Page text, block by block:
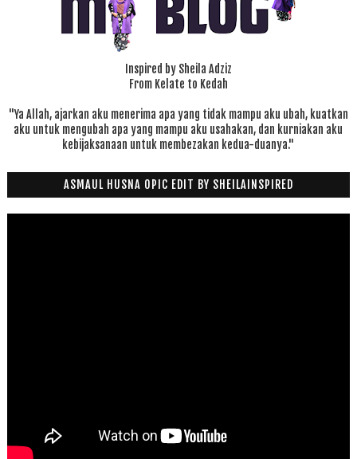
Inspired by Sheila Adziz
From Kelate to Kedah
"Ya Allah, ajarkan aku menerima apa yang tidak mampu aku ubah, kuatkan
aku untuk mengubah apa yang mampu aku usahakan, dan kurniakan aku
kebijaksanaan untuk membezakan kedua-duanya."
ASMAUL HUSNA OPIC EDIT BY SHEILAINSPIRED